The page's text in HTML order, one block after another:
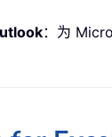
：为